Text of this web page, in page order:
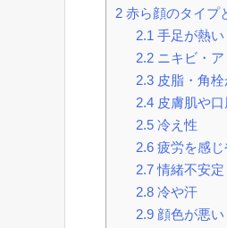
2 赤ら顔のタイプ
2.1 手足が熱
2.2ニキビ・ア
2.3皮脂・角栓
2.4皮膚肌や口
2.5冷え性
2.6疲労を感じ
2.7情緒不安定
2.8冷や汗
2.9顔色が悪い